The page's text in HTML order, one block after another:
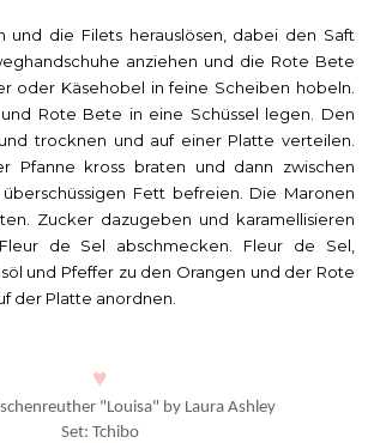
und die Filets herauslösen, dabei den Saft
anziehen und die Rote Bete
oder Käsehobel in feine Scheiben hobeln.
Rote Bete in eine Schüssel legen. Den
trocknen und auf einer Platte verteilen.
Pfanne kross braten und dann zwischen
Fett befreien. Die Maronen
Zucker dazugeben und karamellisieren
de Sel abschmecken. Fleur de Sel,
und Pfeffer zu den Orangen und der Rote
der Platte anordnen.
♥
"Louisa" by Laura Ashley
Set: Tchibo